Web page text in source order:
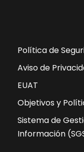
Política de
Aviso de
EUAT
Objetivos y
Sistema de
Información